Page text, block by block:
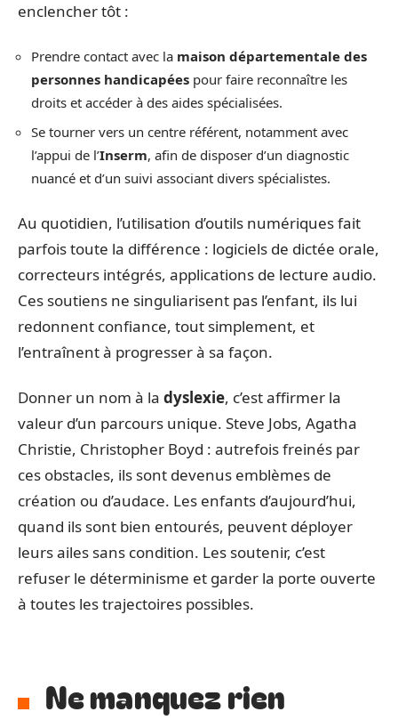
enclencher tôt :
Prendre contact avec la maison départementale des
personnes handicapées pour faire reconnaître les
droits et accéder à des aides spécialisées.
Se tourner vers un centre référent, notamment avec
l’appui de l’Inserm, afin de disposer d’un diagnostic
nuancé et d’un suivi associant divers spécialistes.
Au quotidien, l’utilisation d’outils numériques fait
parfois toute la différence : logiciels de dictée orale,
correcteurs intégrés, applications de lecture audio.
Ces soutiens ne singuliarisent pas l’enfant, ils lui
redonnent confiance, tout simplement, et
l’entraînent à progresser à sa façon.
Donner un nom à la dyslexie, c’est affirmer la
valeur d’un parcours unique. Steve Jobs, Agatha
Christie, Christopher Boyd : autrefois freinés par
ces obstacles, ils sont devenus emblèmes de
création ou d’audace. Les enfants d’aujourd’hui,
quand ils sont bien entourés, peuvent déployer
leurs ailes sans condition. Les soutenir, c’est
refuser le déterminisme et garder la porte ouverte
à toutes les trajectoires possibles.
Ne manquez rien